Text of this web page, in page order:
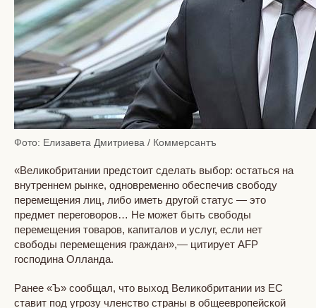
Фото: Елизавета Дмитриева / Коммерсантъ
«Великобритании предстоит сделать выбор: остаться на
внутреннем рынке, одновременно обеспечив свободу
перемещения лиц, либо иметь другой статус — это
предмет переговоров… Не может быть свободы
перемещения товаров, капиталов и услуг, если нет
свободы перемещения граждан»,— цитирует AFP
господина Олланда.
Ранее «Ъ» сообщал, что выход Великобритании из ЕС
ставит под угрозу членство страны в общеевропейской